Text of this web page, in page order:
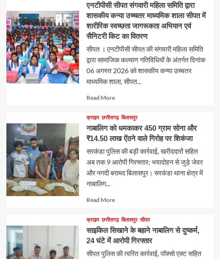
एनटीपीसी सीपत संगवारी महिला समिति द्वारा
शासकीय कन्या उच्चतर माध्यमिक शाला सीपत में
शारीरिक स्वच्छता जागरूकता अभियान एवं
सैनिटरी किट का वितरण
सीपत । एनटीपीसी सीपत की संगवारी महिला समिति
द्वारा सामाजिक कल्याण गतिविधियों के अंतर्गत दिनांक
06 अगस्त 2026 को शासकीय कन्या उच्चतर
माध्यमिक शाला, सीपत...
Read MoreRead
about
क्राइम छत्तीसगढ़ बिलासपुर
नाबालिग को धमकाकर 450 ग्राम सोना और
₹14.50 लाख ऐंठने वाले गिरोह पर शिकंजा
सरकंडा पुलिस की बड़ी कार्रवाई, खरीददारों सहित
अब तक 9 आरोपी गिरफ्तार; भयादोहन से जुड़े जेवर
और नगदी बरामद बिलासपुर। सरकंडा थाना क्षेत्र में
नाबालिग...
Read MoreRead
about
क्राइम छत्तीसगढ़ बिलासपुर सीपत
साइकिल सिखाने के बहाने नाबालिग से दुष्कर्म,
24 घंटे में आरोपी गिरफ्तार
सीपत पुलिस की त्वरित कार्रवाई, पॉक्सो एक्ट सहित